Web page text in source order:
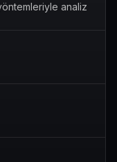
analiz